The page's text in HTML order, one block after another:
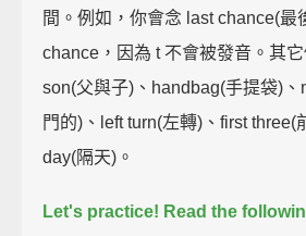
間。例如，你會念 last chance(最
chance，因為 t 不會被發音。其
son(父與子)、handbag(手提袋)
門的)、left turn(左轉)、first three(
day(隔天)。
Let's practice! Read the